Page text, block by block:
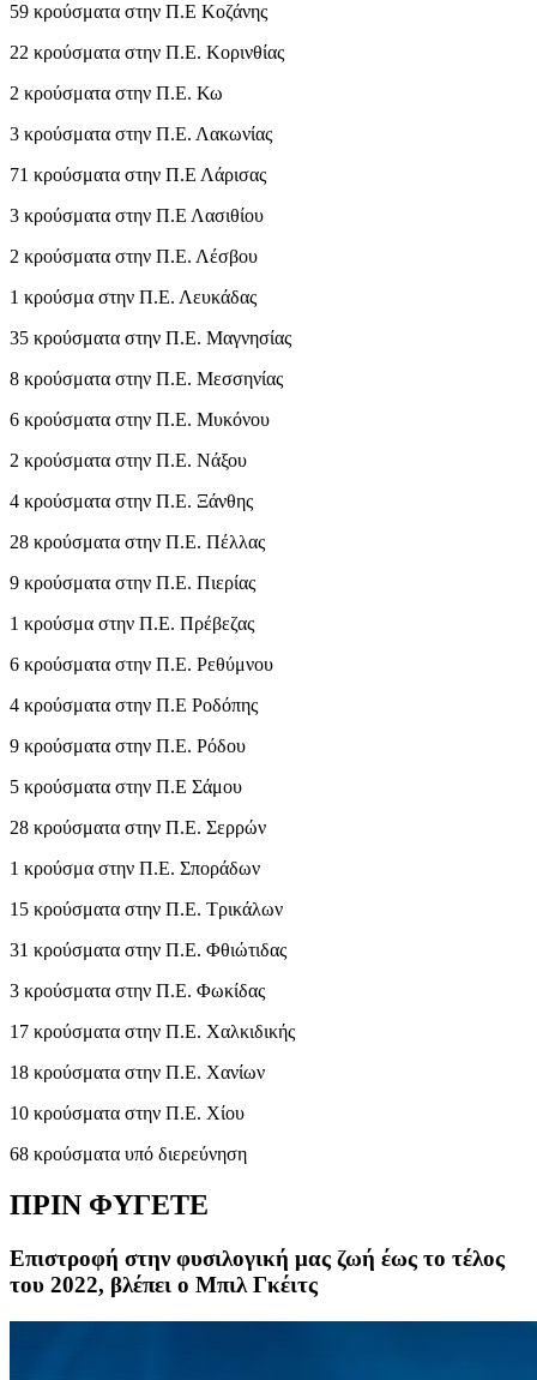
59 κρούσματα στην Π.Ε Κοζάνης
22 κρούσματα στην Π.Ε. Κορινθίας
2 κρούσματα στην Π.Ε. Κω
3 κρούσματα στην Π.Ε. Λακωνίας
71 κρούσματα στην Π.Ε Λάρισας
3 κρούσματα στην Π.Ε Λασιθίου
2 κρούσματα στην Π.Ε. Λέσβου
1 κρούσμα στην Π.Ε. Λευκάδας
35 κρούσματα στην Π.Ε. Μαγνησίας
8 κρούσματα στην Π.Ε. Μεσσηνίας
6 κρούσματα στην Π.Ε. Μυκόνου
2 κρούσματα στην Π.Ε. Νάξου
4 κρούσματα στην Π.Ε. Ξάνθης
28 κρούσματα στην Π.Ε. Πέλλας
9 κρούσματα στην Π.Ε. Πιερίας
1 κρούσμα στην Π.Ε. Πρέβεζας
6 κρούσματα στην Π.Ε. Ρεθύμνου
4 κρούσματα στην Π.Ε Ροδόπης
9 κρούσματα στην Π.Ε. Ρόδου
5 κρούσματα στην Π.Ε Σάμου
28 κρούσματα στην Π.Ε. Σερρών
1 κρούσμα στην Π.Ε. Σποράδων
15 κρούσματα στην Π.Ε. Τρικάλων
31 κρούσματα στην Π.Ε. Φθιώτιδας
3 κρούσματα στην Π.Ε. Φωκίδας
17 κρούσματα στην Π.Ε. Χαλκιδικής
18 κρούσματα στην Π.Ε. Χανίων
10 κρούσματα στην Π.Ε. Χίου
68 κρούσματα υπό διερεύνηση
ΠΡΙΝ ΦΥΓΕΤΕ
Επιστροφή στην φυσιλογική μας ζωή έως το τέλος
του 2022, βλέπει ο Μπιλ Γκέιτς